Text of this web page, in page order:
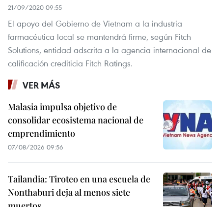
21/09/2020 09:55
El apoyo del Gobierno de Vietnam a la industria
farmacéutica local se mantendrá firme, según Fitch
Solutions, entidad adscrita a la agencia internacional de
calificación crediticia Fitch Ratings.
VER MÁS
Malasia impulsa objetivo de
consolidar ecosistema nacional de
emprendimiento
07/08/2026 09:56
Tailandia: Tiroteo en una escuela de
Nonthaburi deja al menos siete